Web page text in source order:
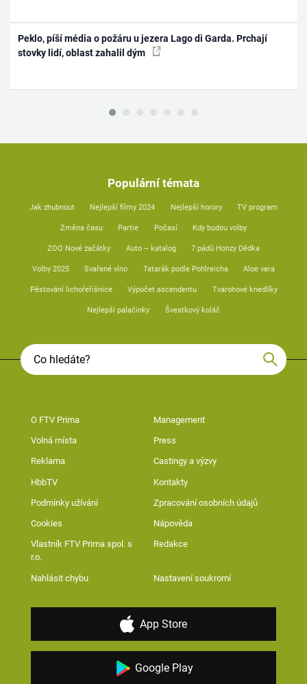
Peklo, píší média o požáru u jezera Lago di Garda. Prchají
stovky lidí, oblast zahalil dým
Populární témata
Jak zhubnout Nejlepší filmy 2024 Nejlepší horory TV program
Změna času Partie Počasí Kdy budou volby
ZOO Nové začátky Auto – katalog 7 pádů Honzy Dědka
Volby 2025 Svařené víno Tatarák podle Pohlreicha Aloe vera
Pěstování lichořeřišnice Výpočet ascendentu Tvarohové knedlíky
Nejlepší palačinky Švestkový koláč
O FTV Prima Management
Volná místa Press
Reklama Castingy a výzvy
HbbTV Kontakty
Podmínky užívání Zpracování osobních údajů
Cookies Nápověda
Vlastník FTV Prima spol. s
r.o.
Redakce
Nahlásit chybu Nastavení soukromí
App Store
Google Play